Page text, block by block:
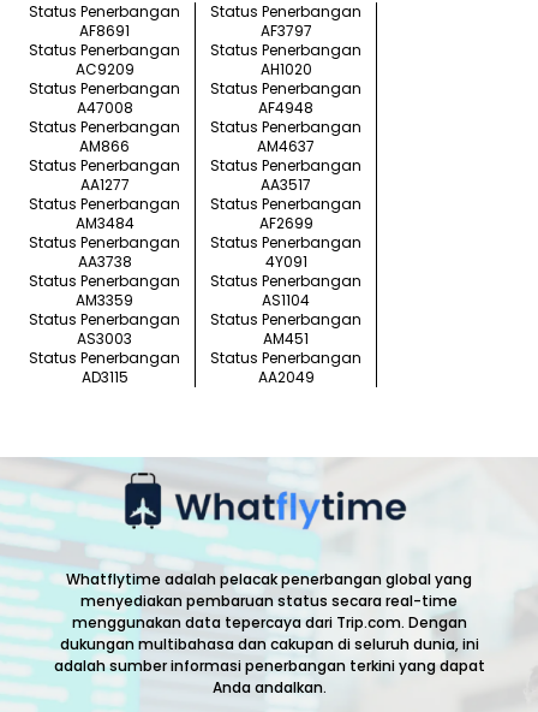
Status Penerbangan
AF8691
Status Penerbangan
AF3797
Status Penerbangan
AC9209
Status Penerbangan
AH1020
Status Penerbangan
A47008
Status Penerbangan
AF4948
Status Penerbangan
AM866
Status Penerbangan
AM4637
Status Penerbangan
AA1277
Status Penerbangan
AA3517
Status Penerbangan
AM3484
Status Penerbangan
AF2699
Status Penerbangan
AA3738
Status Penerbangan
4Y091
Status Penerbangan
AM3359
Status Penerbangan
AS1104
Status Penerbangan
AS3003
Status Penerbangan
AM451
Status Penerbangan
AD3115
Status Penerbangan
AA2049
Whatflytime adalah pelacak penerbangan global yang
menyediakan pembaruan status secara real-time
menggunakan data tepercaya dari Trip.com. Dengan
dukungan multibahasa dan cakupan di seluruh dunia, ini
adalah sumber informasi penerbangan terkini yang dapat
Anda andalkan.